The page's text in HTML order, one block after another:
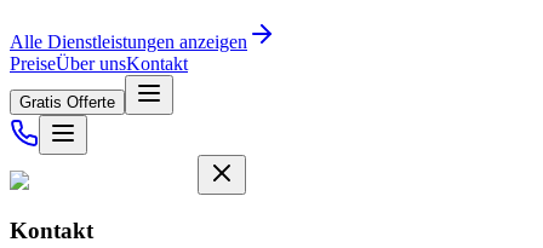
Alle Dienstleistungen anzeigen
PreiseÜber unsKontakt
Gratis Offerte
Kontakt